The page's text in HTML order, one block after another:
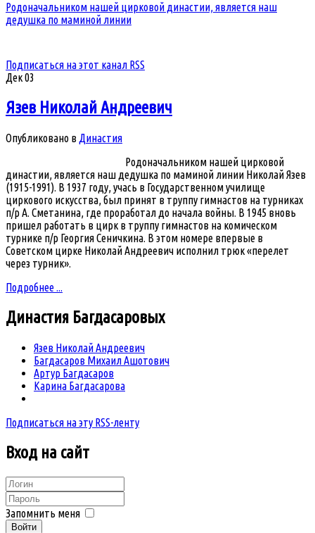
Родоначальником нашей цирковой династии, является наш
дедушка по маминой линии
Подписаться на этот канал RSS
Дек03
Язев Николай Андреевич
Опубликовано в Династия
Родоначальником нашей цирковой
династии, является наш дедушка по маминой линии Николай Язев
(1915-1991). В 1937 году, учась в Государственном училище
циркового искусства, был принят в труппу гимнастов на турниках
п/р А. Сметанина, где проработал до начала войны. В 1945 вновь
пришел работать в цирк в труппу гимнастов на комическом
турнике п/р Георгия Сеничкина. В этом номере впервые в
Советском цирке Николай Андреевич исполнил трюк «перелет
через турник».
Подробнее ...
Династия Багдасаровых
Язев Николай Андреевич
Багдасаров Михаил Ашотович
Артур Багдасаров
Карина Багдасарова
Подписаться на эту RSS-ленту
Вход на сайт
Запомнить меня
Войти